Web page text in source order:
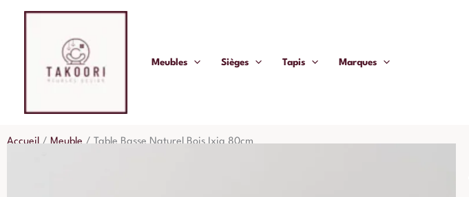
Meubles Sièges Tapis Marques
Accueil/Meuble/Table Basse Naturel Bois Ixia 80cm